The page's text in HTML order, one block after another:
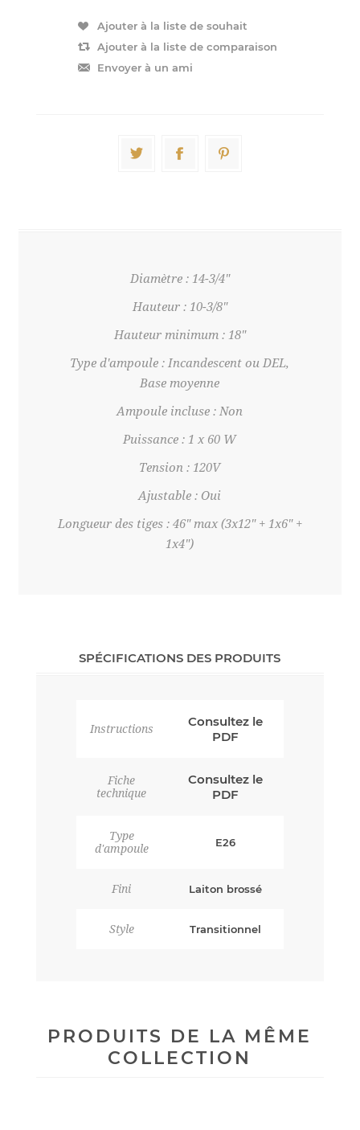
Diamètre : 14-3/4"
Hauteur : 10-3/8"
Hauteur minimum : 18"
Type d'ampoule : Incandescent ou DEL,
Base moyenne
Ampoule incluse : Non
Puissance : 1 x 60 W
Tension : 120V
Ajustable : Oui
Longueur des tiges : 46" max (3x12" + 1x6" +
1x4")
SPÉCIFICATIONS DES PRODUITS
Instructions
Consultez le
PDF
Fiche
technique
Consultez le
PDF
Type
d'ampoule
E26
Fini Laiton brossé
Style Transitionnel
PRODUITS DE LA MÊME
COLLECTION